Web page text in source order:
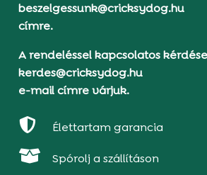
beszelgessunk@cricksydog.hu
címre.
A rendeléssel kapcsolatos
kerdes@cricksydog.hu
e-mail címre várjuk.
 Élettartam garancia
 Spórolj a szállításon